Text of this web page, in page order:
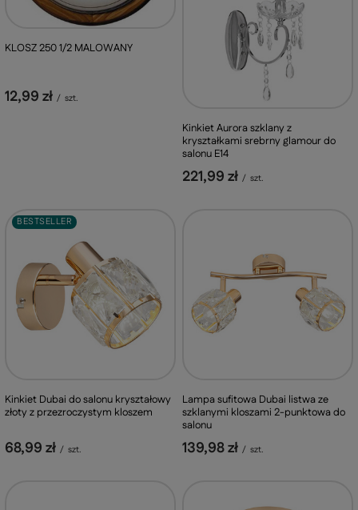
KLOSZ 250 1/2 MALOWANY
12,99 zł / szt.
Kinkiet Aurora szklany z
kryształkami srebrny glamour do
salonu E14
221,99 zł / szt.
BESTSELLER
Kinkiet Dubai do salonu kryształowy
złoty z przezroczystym kloszem
68,99 zł / szt.
Lampa sufitowa Dubai listwa ze
szklanymi kloszami 2-punktowa do
salonu
139,98 zł / szt.